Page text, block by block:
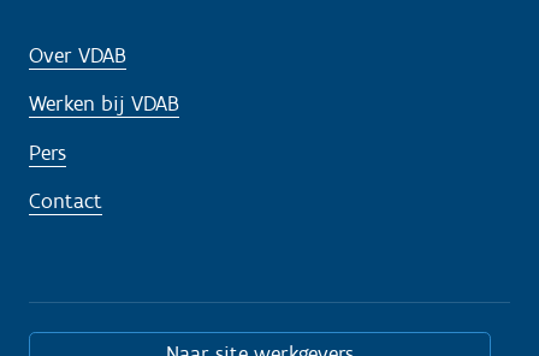
Over VDAB
Werken bij VDAB
Pers
Contact